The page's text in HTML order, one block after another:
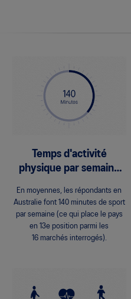
Temps d'activité
physique par semaine
En moyennes, les répondants en
Australie font 140 minutes de sport
par semaine (ce qui place le pays
en 13e position parmi les
16 marchés interrogés).